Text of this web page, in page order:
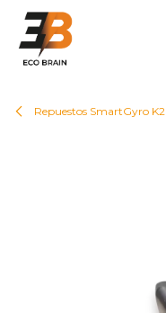
Repuestos SmartGyro K2